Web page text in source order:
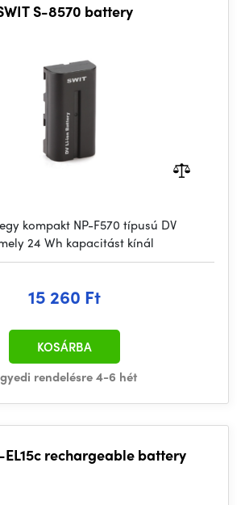
S-8570 battery
kompakt NP-F570 típusú DV
24 Wh kapacitást kínál
15 260 Ft
rendelésre 4-6 hét
KOSÁRBA
EL15c rechargeable battery